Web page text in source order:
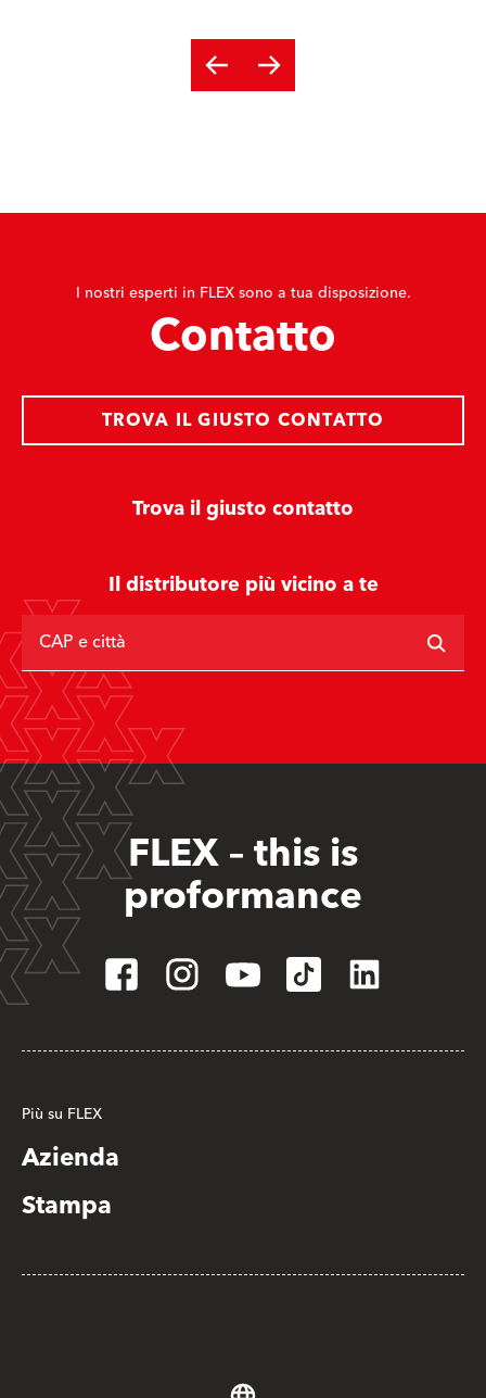
I nostri esperti in FLEX sono a tua disposizione.
Contatto
Trova il giusto contatto
TROVA IL GIUSTO CONTATTO
Il distributore più vicino a te
CAP e città
FLEX – this is
proformance
Più su FLEX
Azienda
Stampa